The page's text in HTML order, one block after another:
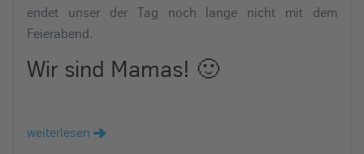
endet unser der Tag noch lange nicht mit dem
Feierabend.
Wir sind Mamas! 🙂
weiterlesen